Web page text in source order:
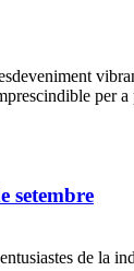
per a
setembre
de la